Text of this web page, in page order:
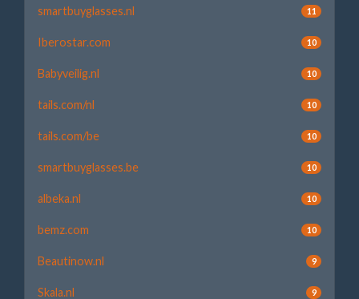
smartbuyglasses.nl 11
Iberostar.com 10
Babyveilig.nl 10
tails.com/nl 10
tails.com/be 10
smartbuyglasses.be 10
albeka.nl 10
bemz.com 10
Beautinow.nl 9
Skala.nl 9